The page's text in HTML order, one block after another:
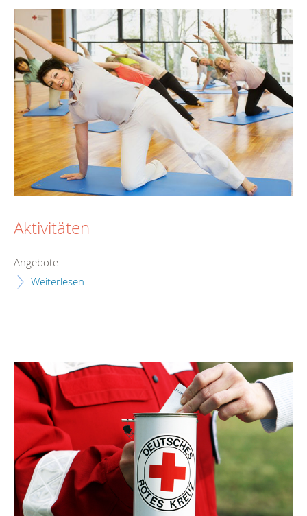
Aktivitäten
Angebote
Weiterlesen